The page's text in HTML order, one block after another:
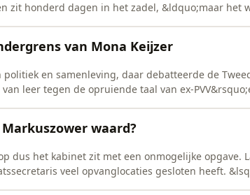
zit honderd dagen in het zadel, &ldquo;maar het
l
van Mona Keijzer
en samenleving, daar debatteerde de
leer tegen de opruiende taal van ex-
Markuszower waard?
dus het kabinet zit met een onmogelijke opgave.
veel opvanglocaties gesloten heeft.